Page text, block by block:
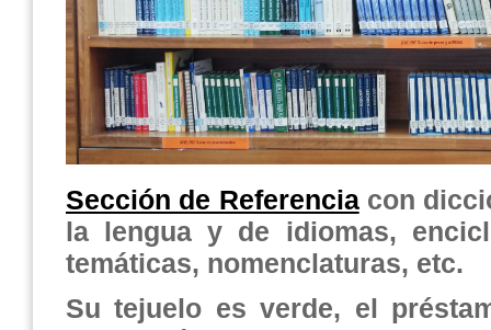
Sección de Referenciacon
la lengua y de idiomas,
temáticas, nomenclaturas, etc.
Su tejuelo es verde, el